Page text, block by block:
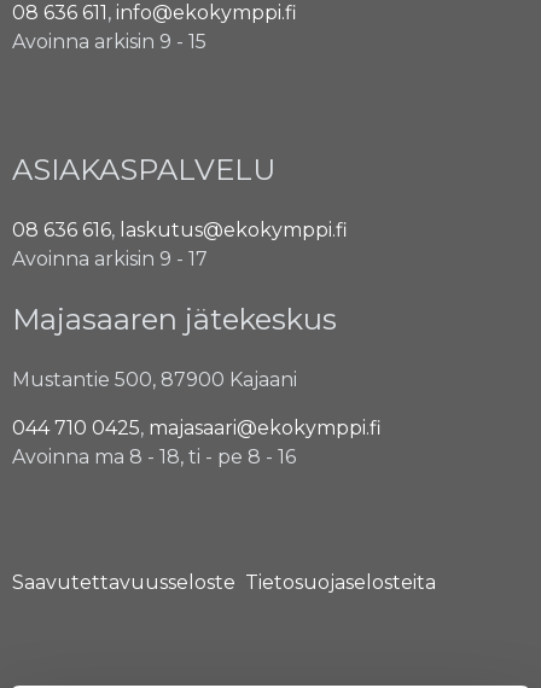
08 636 611, info@ekokymppi.fi
Avoinna arkisin 9 - 15
ASIAKASPALVELU
08 636 616, laskutus@ekokymppi.fi
Avoinna arkisin 9 - 17
Majasaaren jätekeskus
Mustantie 500, 87900 Kajaani
044 710 0425, majasaari@ekokymppi.fi
Avoinna ma 8 - 18, ti - pe 8 - 16
Saavutettavuusseloste Tietosuojaselosteita